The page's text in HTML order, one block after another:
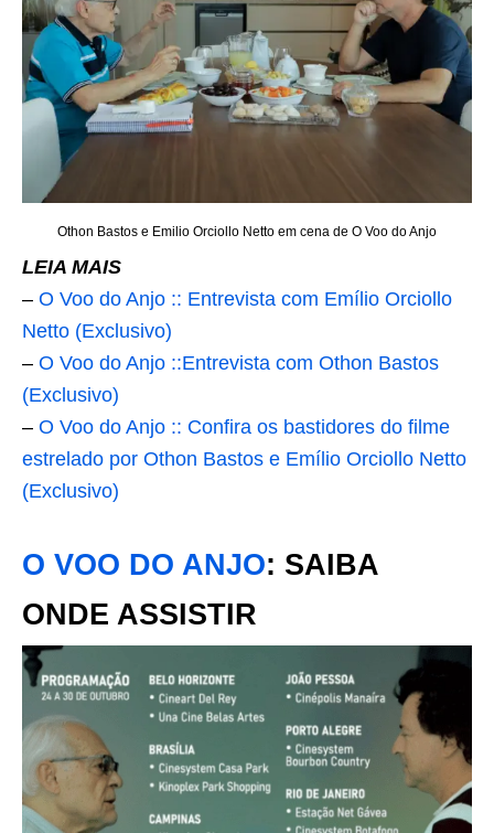
Othon Bastos e Emilio Orciollo Netto em cena de O Voo do Anjo
LEIA MAIS
– O Voo do Anjo :: Entrevista com Emílio Orciollo
Netto (Exclusivo)
– O Voo do Anjo ::Entrevista com Othon Bastos
(Exclusivo)
– O Voo do Anjo :: Confira os bastidores do filme
estrelado por Othon Bastos e Emílio Orciollo Netto
(Exclusivo)
O VOO DO ANJO: SAIBA
ONDE ASSISTIR